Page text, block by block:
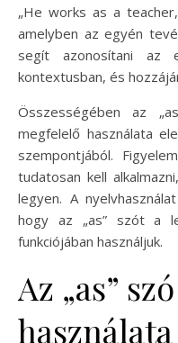
„He works as a
amelyben az egyén
segít azonosítani az
kontextusban, és
Összességében az
megfelelő használata
szempontjából.
tudatosan kell
legyen. A
hogy az „as” szót a
funkciójában használjuk.
Az „as”
használata